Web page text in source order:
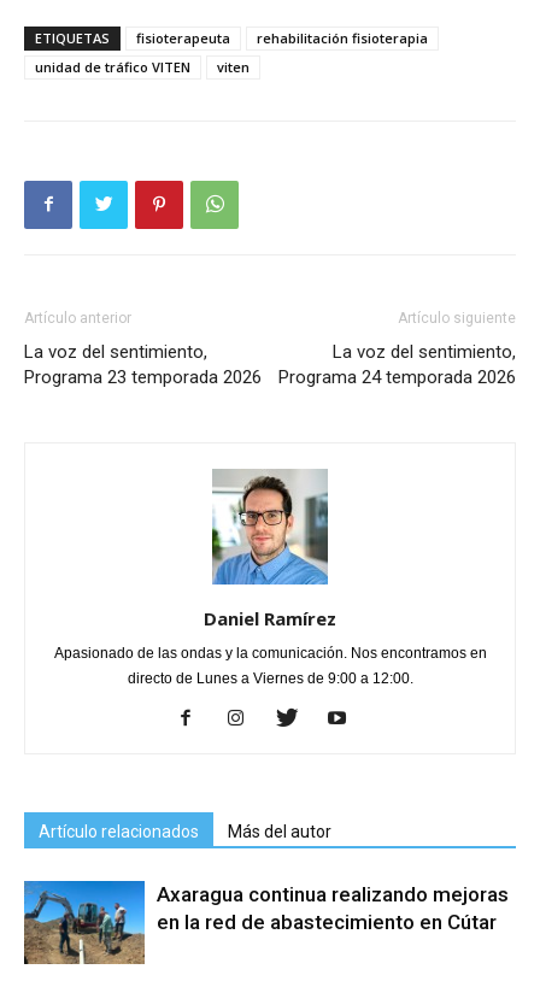
ETIQUETAS fisioterapeuta
rehabilitación fisioterapia
unidad de tráfico VITEN
viten
Artículo anterior
La voz del sentimiento,
Programa 23 temporada 2026
Artículo siguiente
La voz del sentimiento,
Programa 24 temporada 2026
Daniel Ramírez
Apasionado de las ondas y la comunicación. Nos encontramos en
directo de Lunes a Viernes de 9:00 a 12:00.
Artículo relacionados Más del autor
Axaragua continua realizando mejoras
en la red de abastecimiento en Cútar